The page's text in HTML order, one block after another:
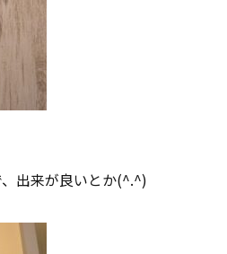
出来が良いとか(^.^)